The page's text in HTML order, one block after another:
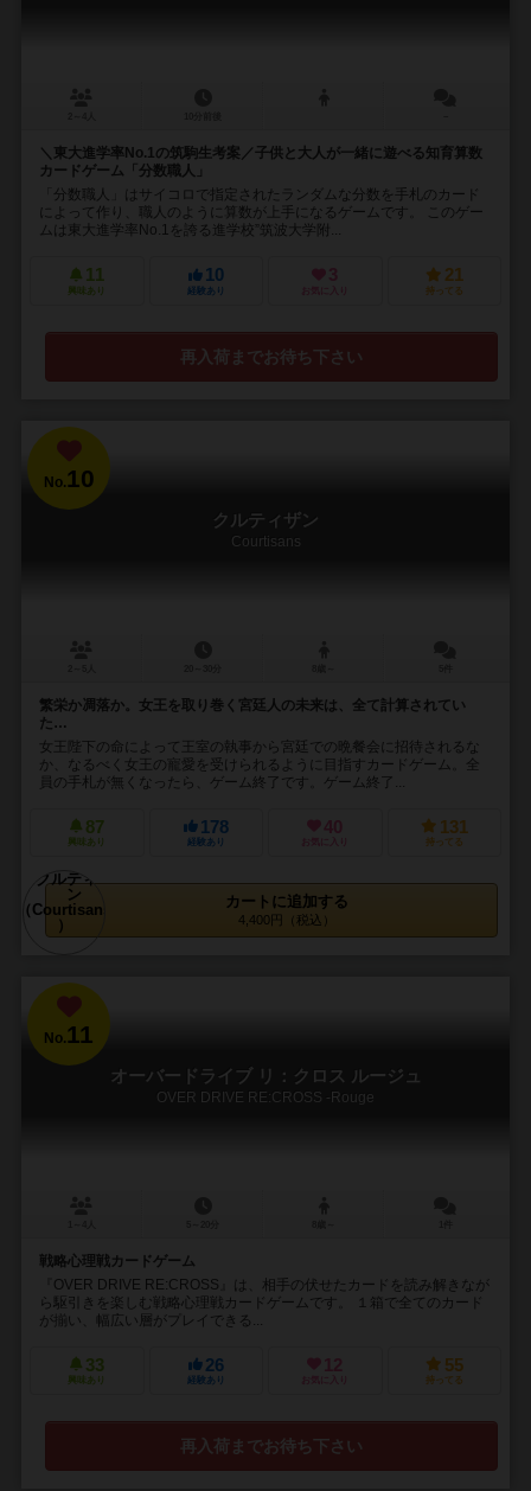
＼東大進学率No.1の筑駒生考案／子供と大人が一緒に遊べる知育算数
カードゲーム「分数職人」
「分数職人」はサイコロで指定されたランダムな分数を手札のカード
によって作り、職人のように算数が上手になるゲームです。 このゲー
ムは東大進学率No.1を誇る進学校”筑波大学附...
11
興味あり
10
経験あり
3
お気に入り
21
持ってる
再入荷までお待ち下さい
No. 10
クルティザン
Courtisans
繁栄か凋落か。女王を取り巻く宮廷人の未来は、全て計算されてい
た…
女王陛下の命によって王室の執事から宮廷での晩餐会に招待されるな
か、なるべく女王の寵愛を受けられるように目指すカードゲーム。全
員の手札が無くなったら、ゲーム終了です。ゲーム終了...
87
興味あり
178
経験あり
40
お気に入り
131
持ってる
カートに追加する
4,400円（税込）
No.11
オーバードライブ リ：クロス ルージュ
OVER DRIVE RE:CROSS -Rouge
戦略心理戦カードゲーム
『OVER DRIVE RE:CROSS』は、相手の伏せたカードを読み解きなが
ら駆引きを楽しむ戦略心理戦カードゲームです。 １箱で全てのカード
が揃い、幅広い層がプレイできる...
33
興味あり
26
経験あり
12
お気に入り
55
持ってる
再入荷までお待ち下さい